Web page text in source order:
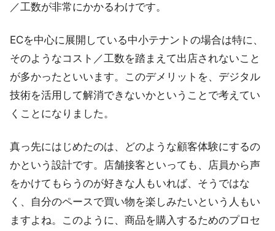
／工数が非常にかかるわけです。
ECを中心に展開している中小テナントの場合は特に、
そのようなコスト／工数を踏まえて出店されないこと
が多かったといいます。このデメリットを、デジタル
技術を活用して解消できないかということで考えてい
くことになりました。
真っ先にはじめたのは、どのような顧客体験にするの
かという設計です。店舗接客といっても、店員から声
をかけてもらうのが好きな人もいれば、そうではな
く、自分のペースで買い物を楽しみたいという人もい
ますよね。このように、商品を購入するためのプロセ